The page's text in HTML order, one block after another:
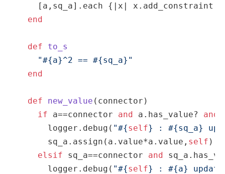
[a,sq_a].each { |x| x.add_constraint(
end
def
to_s
"#{a}^2 == #{sq_a} "
end
def new_value (connector)
if a==connector and a.has_value? and
logger.debug( "#{self} : #{sq_a}
sq_a.assign(a.value*a.value, self )
elsif sq_a==connector and
logger.debug( "#{self} : #{a}